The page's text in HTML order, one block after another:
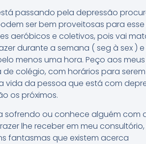
passando pela depressão
ser bem proveitosas para esse
aeróbicos e coletivos, pois vai
durante a semana ( seg à sex )
menos uma hora. Peço aos
colégio, com horários para serem
vida da pessoa que está com
os próximos.
sofrendo ou conhece alguém com
lhe receber em meu
fantasmas que existem acerca